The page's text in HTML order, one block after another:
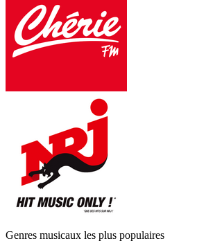
Genres musicaux les plus populaires